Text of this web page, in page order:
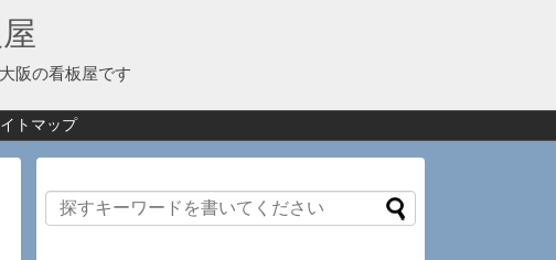
阪の看板屋です
トマップ